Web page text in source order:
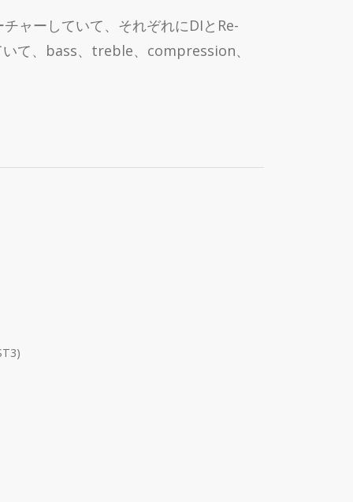
ャーしていて、それぞれにDIとRe-
て、bass、treble、compression、